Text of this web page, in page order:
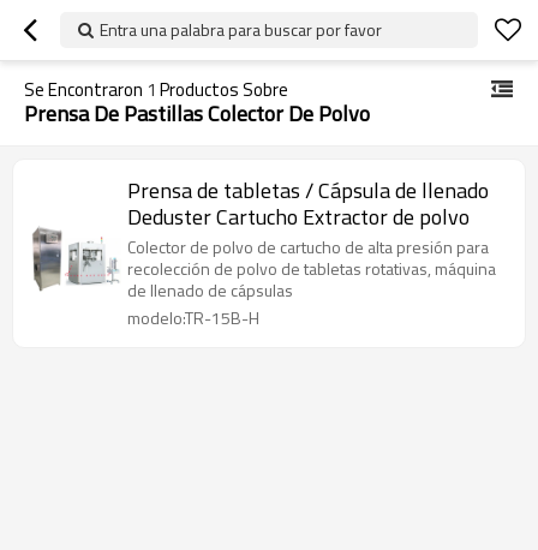
Entra una palabra para buscar por favor
Se Encontraron 1 Productos Sobre
Prensa De Pastillas Colector De Polvo
Prensa de tabletas / Cápsula de llenado
Deduster Cartucho Extractor de polvo
Colector de polvo de cartucho de alta presión para
recolección de polvo de tabletas rotativas, máquina
de llenado de cápsulas
modelo:TR-15B-H